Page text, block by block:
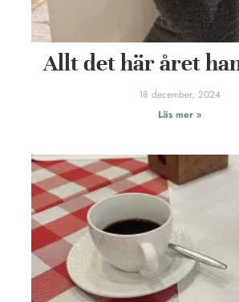
Allt det här året
18 december, 2024
Läs mer »